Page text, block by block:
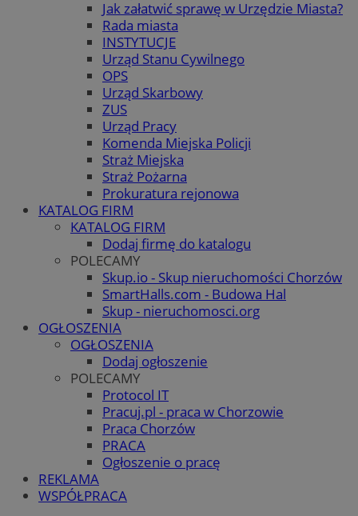
Jak załatwić sprawę w Urzędzie Miasta?
Rada miasta
INSTYTUCJE
Urząd Stanu Cywilnego
OPS
Urząd Skarbowy
ZUS
Urząd Pracy
Komenda Miejska Policji
Straż Miejska
Straż Pożarna
Prokuratura rejonowa
KATALOG FIRM
KATALOG FIRM
Dodaj firmę do katalogu
POLECAMY
Skup.io - Skup nieruchomości Chorzów
SmartHalls.com - Budowa Hal
Skup - nieruchomosci.org
OGŁOSZENIA
OGŁOSZENIA
Dodaj ogłoszenie
POLECAMY
Protocol IT
Pracuj.pl - praca w Chorzowie
Praca Chorzów
PRACA
Ogłoszenie o pracę
REKLAMA
WSPÓŁPRACA